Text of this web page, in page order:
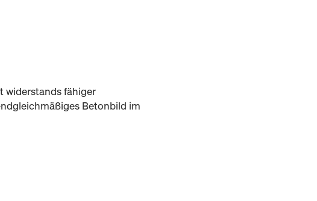
widerstands fähiger
Betonbild im